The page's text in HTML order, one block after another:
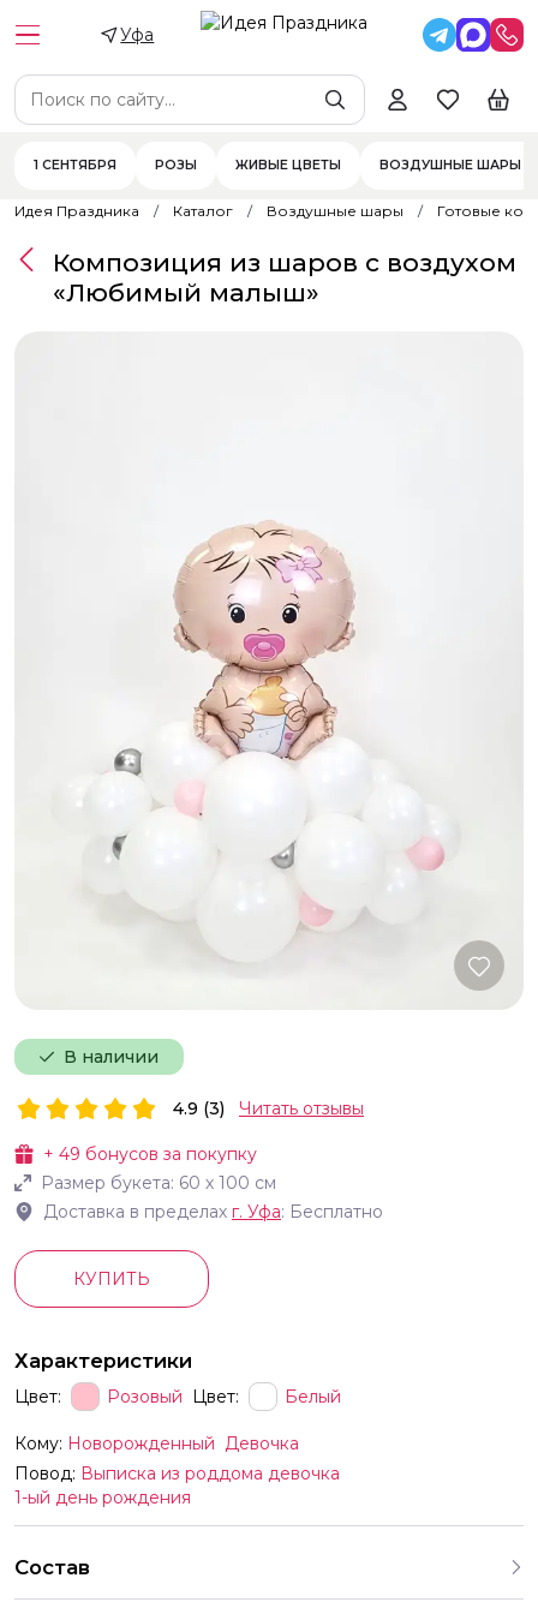
Уфа
1 СЕНТЯБРЯ РОЗЫ ЖИВЫЕ ЦВЕТЫ ВОЗДУШНЫЕ ШАРЫ
Идея Праздника Каталог Воздушные шары Готовые
В наличии
Композиция из шаров с воздухом
«Любимый малыш»
+ 49 бонусов за покупку
Размер букета: 60 х 100 см
Доставка в пределах г. Уфа: Бесплатно
4.9 (3) Читать отзывы
КУПИТЬ
Характеристики
Цвет: Розовый Цвет: Белый
Кому: Новорожденный Девочка
Повод: Выписка из роддома девочка
1-ый день рождения
Состав